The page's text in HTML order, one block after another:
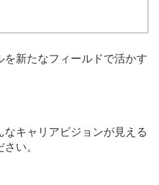
新たなフィールドで活かす
キャリアビジョンが見える
い。